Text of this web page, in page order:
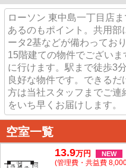
ローソン 東中島一丁目店
あるのもポイント。共用
ータ2基などが備わってお
15階建ての物件でござい
に行けます。駅まで徒歩3
良好な物件です。できる
方は当社スタッフまでご連
をいち早くお届けします。
空室一覧
13.9万円 NEW
(管理費・共益費